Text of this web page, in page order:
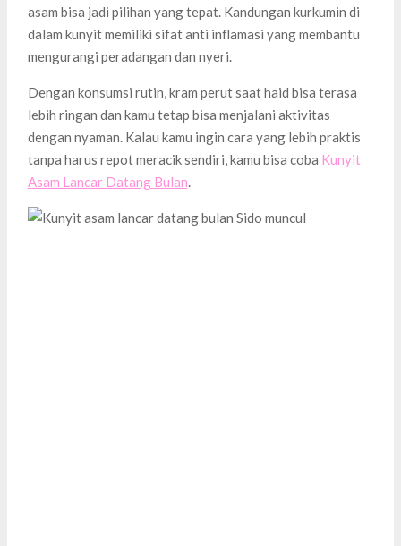
asam bisa jadi pilihan yang tepat. Kandungan kurkumin di
dalam kunyit memiliki sifat anti inflamasi yang membantu
mengurangi peradangan dan nyeri.
Dengan konsumsi rutin, kram perut saat haid bisa terasa
lebih ringan dan kamu tetap bisa menjalani aktivitas
dengan nyaman. Kalau kamu ingin cara yang lebih praktis
tanpa harus repot meracik sendiri, kamu bisa coba Kunyit
Asam Lancar Datang Bulan